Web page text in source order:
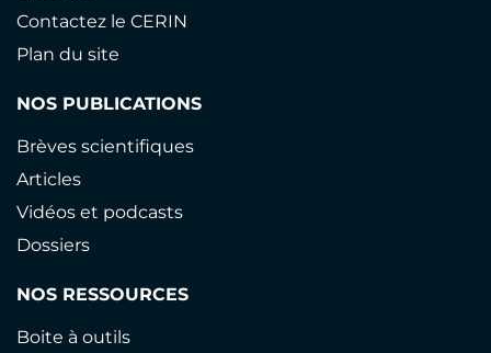
Contactez le CERIN
Plan du site
NOS PUBLICATIONS
Brèves scientifiques
Articles
Vidéos et podcasts
Dossiers
NOS RESSOURCES
Boite à outils